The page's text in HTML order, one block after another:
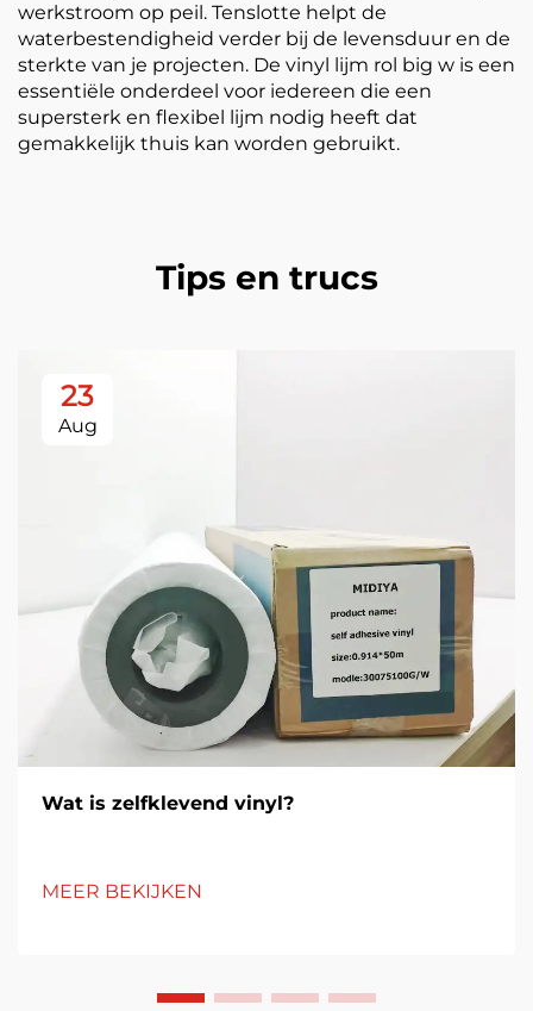
werkstroom op peil. Tenslotte helpt de
waterbestendigheid verder bij de levensduur en de
sterkte van je projecten. De vinyl lijm rol big w is een
essentiële onderdeel voor iedereen die een
supersterk en flexibel lijm nodig heeft dat
gemakkelijk thuis kan worden gebruikt.
Tips en trucs
23
Aug
Wat is zelfklevend vinyl?
MEER BEKIJKEN